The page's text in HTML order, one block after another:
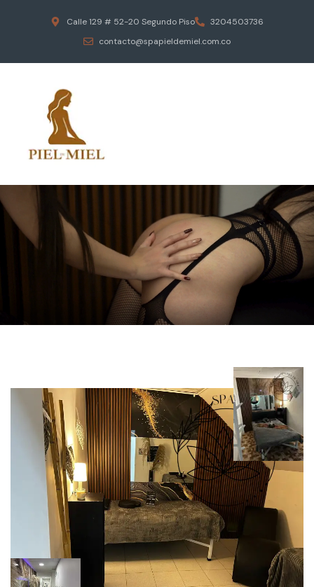
Calle 129 # 52-20 Segundo Piso
3204503736
contacto@spapieldemiel.com.co
ESCAPA DEL ESTRES DIARIO
MASAJES EROTICOS
PIEL DE MIEL